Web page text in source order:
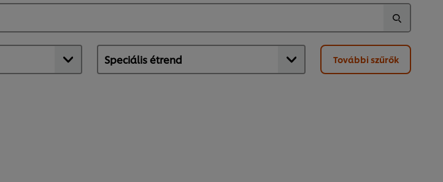
További szűrők